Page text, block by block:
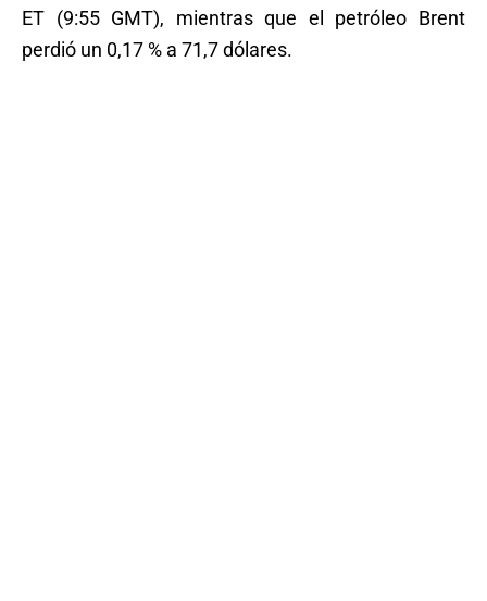
ET (9:55 GMT), mientras que el petróleo Brent
perdió un 0,17 % a 71,7 dólares.